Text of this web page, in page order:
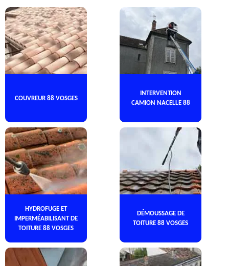
COUVREUR 88 VOSGES
INTERVENTION
CAMION NACELLE 88
HYDROFUGE ET
IMPERMÉABILISANT DE
TOITURE 88 VOSGES
DÉMOUSSAGE DE
TOITURE 88 VOSGES